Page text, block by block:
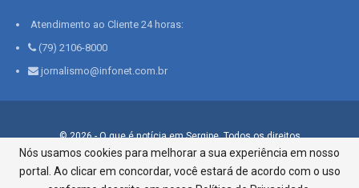
Atendimento ao Cliente 24 horas:
(79) 2106-8000
jornalismo@infonet.com.br
© 2026 - O que é notícia em Sergipe. Todos os direitos
reservados.
Infonet - Rua Monsenhor Silveira 276, Bairro São José |
Nós usamos cookies para melhorar a sua experiência em nosso
portal. Ao clicar em concordar, você estará de acordo com o uso